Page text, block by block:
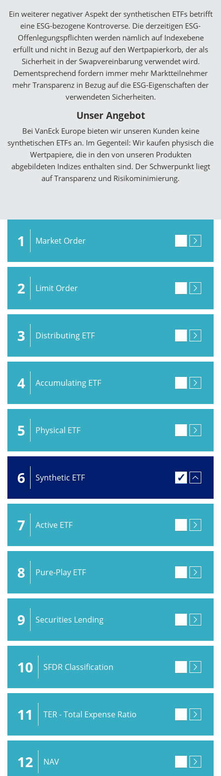
Ein weiterer negativer Aspekt der synthetischen ETFs betrifft
eine ESG-bezogene Kontroverse. Die derzeitigen ESG-
Offenlegungspflichten werden nämlich auf Indexebene
erfüllt und nicht in Bezug auf den Wertpapierkorb, der als
Sicherheit in der Swapvereinbarung verwendet wird.
Dementsprechend fordern immer mehr Marktteilnehmer
mehr Transparenz in Bezug auf die ESG-Eigenschaften der
verwendeten Sicherheiten.
Unser Angebot
Bei VanEck Europe bieten wir unseren Kunden keine
synthetischen ETFs an. Im Gegenteil: Wir kaufen physisch die
Wertpapiere, die in den von unseren Produkten
abgebildeten Indizes enthalten sind. Der Schwerpunkt liegt
auf Transparenz und Risikominimierung.
1 Market Order
2 Limit Order
3 Distributing ETF
4 Accumulating ETF
5 Physical ETF
6 Synthetic ETF
7 Active ETF
8 Pure-Play ETF
9 Securities Lending
10 SFDR Classification
11 TER - Total Expense Ratio
12 NAV